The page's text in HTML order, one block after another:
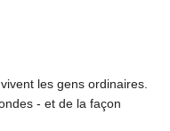
les gens ordinaires.
- et de la façon